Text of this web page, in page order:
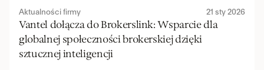
Aktualności firmy 21 sty 2026
Vantel dołącza do Brokerslink: Wsparcie dla
globalnej społeczności brokerskiej dzięki
sztucznej inteligencji